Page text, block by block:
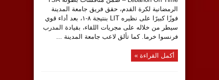
الرمضانية لكرة القدم، حقق فريق جامعة المدينة
فوزًا كبيرًا على نظيره LIT بنتيجة ٨-١، بعد أداء قوي
سيطر من خلاله على مجريات اللقاء، بقيادة المدرب
فرنسوا خرما. كما تألق لاعب جامعة المدينة ...
أكمل القراءة »